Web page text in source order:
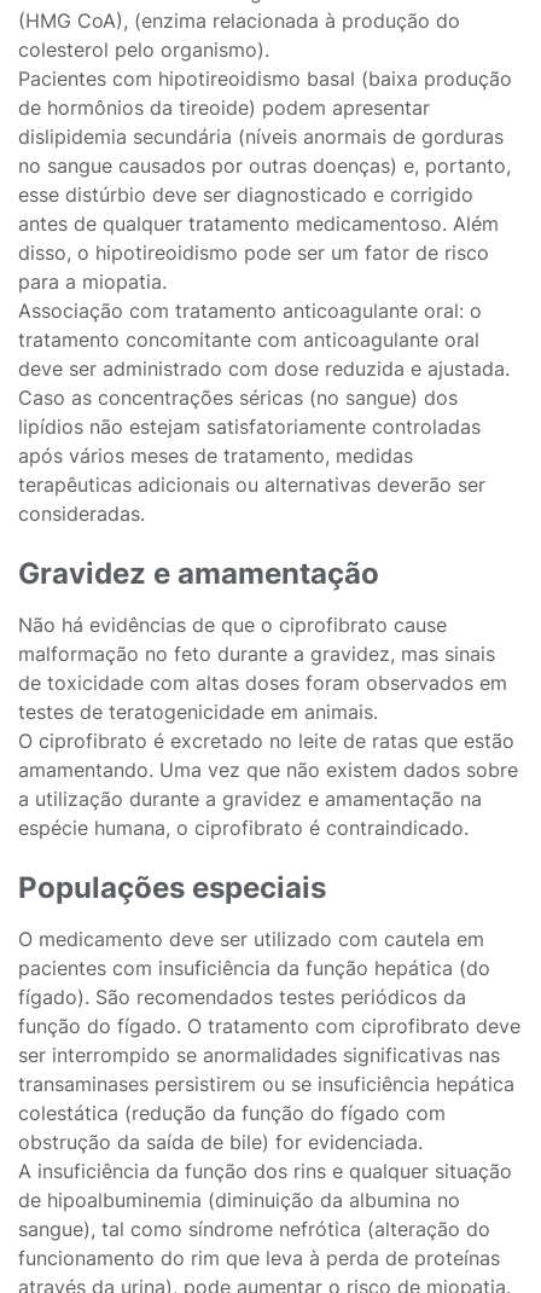
(HMG CoA), (enzima relacionada à produção do
colesterol pelo organismo).
Pacientes com hipotireoidismo basal (baixa produção
de hormônios da tireoide) podem apresentar
dislipidemia secundária (níveis anormais de gorduras
no sangue causados por outras doenças) e, portanto,
esse distúrbio deve ser diagnosticado e corrigido
antes de qualquer tratamento medicamentoso. Além
disso, o hipotireoidismo pode ser um fator de risco
para a miopatia.
Associação com tratamento anticoagulante oral: o
tratamento concomitante com anticoagulante oral
deve ser administrado com dose reduzida e ajustada.
Caso as concentrações séricas (no sangue) dos
lipídios não estejam satisfatoriamente controladas
após vários meses de tratamento, medidas
terapêuticas adicionais ou alternativas deverão ser
consideradas.
Gravidez e amamentação
Não há evidências de que o ciprofibrato cause
malformação no feto durante a gravidez, mas sinais
de toxicidade com altas doses foram observados em
testes de teratogenicidade em animais.
O ciprofibrato é excretado no leite de ratas que estão
amamentando. Uma vez que não existem dados sobre
a utilização durante a gravidez e amamentação na
espécie humana, o ciprofibrato é contraindicado.
Populações especiais
O medicamento deve ser utilizado com cautela em
pacientes com insuficiência da função hepática (do
fígado). São recomendados testes periódicos da
função do fígado. O tratamento com ciprofibrato deve
ser interrompido se anormalidades significativas nas
transaminases persistirem ou se insuficiência hepática
colestática (redução da função do fígado com
obstrução da saída de bile) for evidenciada.
A insuficiência da função dos rins e qualquer situação
de hipoalbuminemia (diminuição da albumina no
sangue), tal como síndrome nefrótica (alteração do
funcionamento do rim que leva à perda de proteínas
através da urina), pode aumentar o risco de miopatia.